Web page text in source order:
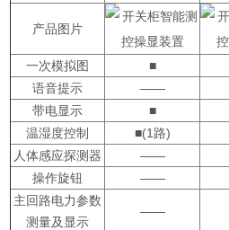
产品图片
一次模拟图 ■
语音提示
——
带电显示
■
温湿度控制
■(1路)
人体感应探测器
——
操作旋钮
——
主回路电力参数
测量及显示
——